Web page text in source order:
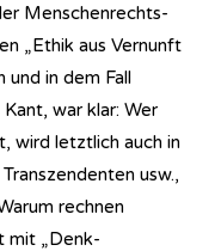
Menschenrechts-
„Ethik aus Vernunft
und in dem Fall
war klar: Wer
wird letztlich auch in
usw.,
rechnen
mit „Denk-